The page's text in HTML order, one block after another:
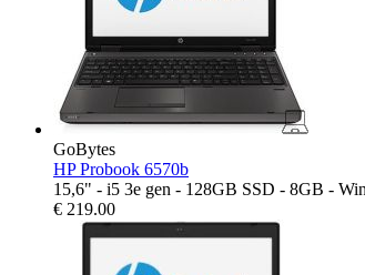
GoBytes
HP Probook 6570b
15,6" - i5 3e gen - 128GB SSD - 8GB -
€ 219.00